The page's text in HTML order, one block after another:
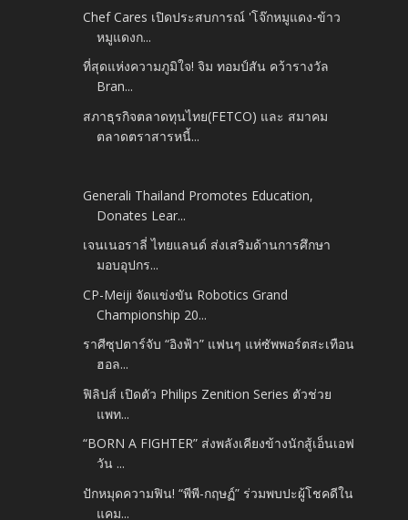
Chef Cares เปิดประสบการณ์ 'โจ๊กหมูแดง-ข้าว
หมูแดงก...
ที่สุดแห่งความภูมิใจ! จิม ทอมป์สัน คว้ารางวัล
Bran...
สภาธุรกิจตลาดทุนไทย(FETCO) และ สมาคม
ตลาดตราสารหนี้...
Generali Thailand Promotes Education,
Donates Lear...
เจนเนอราลี่ ไทยแลนด์ ส่งเสริมด้านการศึกษา
มอบอุปกร...
CP-Meiji จัดแข่งขัน Robotics Grand
Championship 20...
ราศีซุปตาร์จับ “อิงฟ้า” แฟนๆ แห่ซัพพอร์ตสะเทือน
ฮอล...
ฟิลิปส์ เปิดตัว Philips Zenition Series ตัวช่วย
แพท...
“BORN A FIGHTER” ส่งพลังเคียงข้างนักสู้เอ็นเอฟ
วัน ...
ปักหมุดความฟิน! “พีพี-กฤษฏ์” ร่วมพบปะผู้โชคดีใน
แคม...